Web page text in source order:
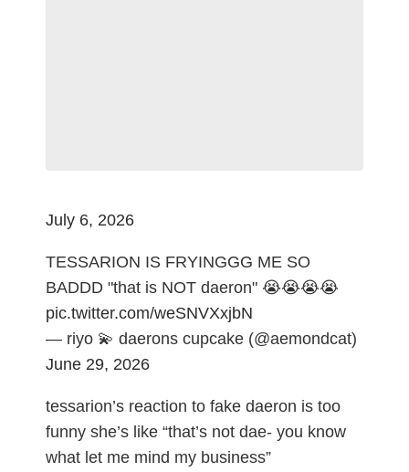
July 6, 2026
TESSARION IS FRYINGGG ME SO
BADDD "that is NOT daeron" 😭😭😭😭
pic.twitter.com/weSNVXxjbN
— riyo 💫 daerons cupcake (@aemondcat)
June 29, 2026
tessarion’s reaction to fake daeron is too
funny she’s like “that’s not dae- you know
what let me mind my business”